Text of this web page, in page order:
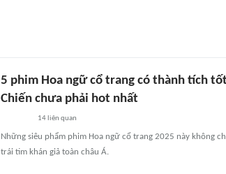
5 phim Hoa ngữ cổ trang có thành tích
Chiến chưa phải hot nhất
14liên quan
Những siêu phẩm phim Hoa ngữ cổ trang 2025 này không
trái tim khán giả toàn châu Á.